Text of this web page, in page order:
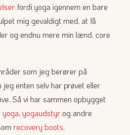
fordi yoga igennem en bare
mig gevaldigt med, at få
og endnu mere min lænd, core
som jeg berører på
enten selv har prøvet eller
Så vi har sammen opbygget
yoga, yogaudstyrog andre
recovery boots,